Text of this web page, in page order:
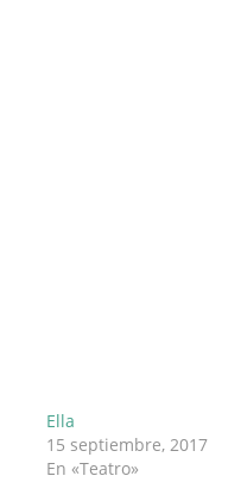
Ella
15 septiembre, 2017
En «Teatro»